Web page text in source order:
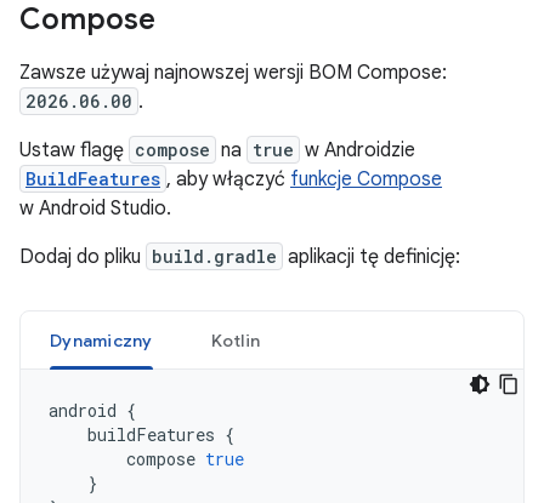
Compose
Zawsze używaj najnowszej wersji BOM Compose:
2026.06.00 .
Ustaw flagę compose na true w Androidzie
BuildFeatures , aby włączyć funkcje Compose
w Android Studio.
Dodaj do pliku build.gradle aplikacji tę definicję:
Dynamiczny Kotlin
android {
buildFeatures {
compose true
}